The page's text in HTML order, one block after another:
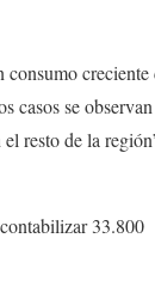
creciente
casos se
resto de la
33.800